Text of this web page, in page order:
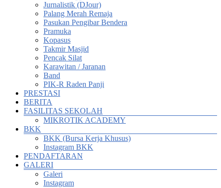
Jurnalistik (DJour)
Palang Merah Remaja
Pasukan Pengibar Bendera
Pramuka
Kopasus
Takmir Masjid
Pencak Silat
Karawitan / Jaranan
Band
PIK-R Raden Panji
PRESTASI
BERITA
FASILITAS SEKOLAH
MIKROTIK ACADEMY
BKK
BKK (Bursa Kerja Khusus)
Instagram BKK
PENDAFTARAN
GALERI
Galeri
Instagram